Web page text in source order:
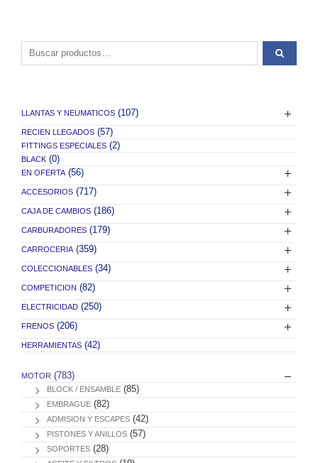
Buscar por:
LLANTAS Y NEUMATICOS (107)
RECIEN LLEGADOS (57)
FITTINGS ESPECIALES (2)
BLACK (0)
EN OFERTA (56)
ACCESORIOS (717)
CAJA DE CAMBIOS (186)
CARBURADORES (179)
CARROCERIA (359)
COLECCIONABLES (34)
COMPETICION (82)
ELECTRICIDAD (250)
FRENOS (206)
HERRAMIENTAS (42)
MOTOR (783)
BLOCK / ENSAMBLE (85)
EMBRAGUE (82)
ADMISION Y ESCAPES (42)
PISTONES Y ANILLOS (57)
SOPORTES (28)